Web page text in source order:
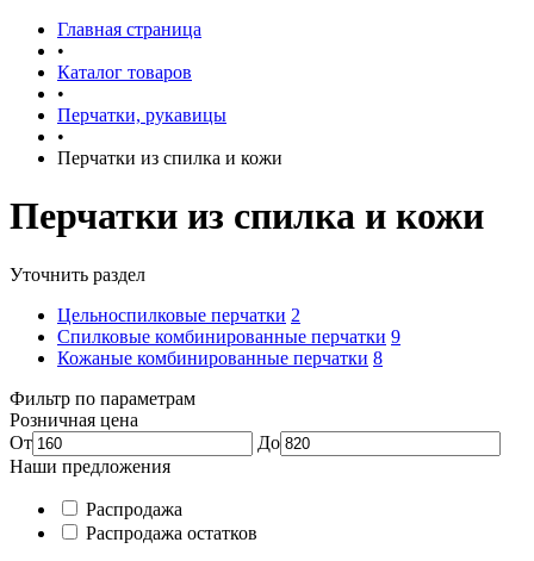
Главная страница
•
Каталог товаров
•
Перчатки, рукавицы
•
Перчатки из спилка и кожи
Перчатки из спилка и кожи
Уточнить раздел
Цельноспилковые перчатки 2
Спилковые комбинированные перчатки 9
Кожаные комбинированные перчатки 8
Фильтр по параметрам
Розничная цена
От
До
Наши предложения
Распродажа
Распродажа остатков